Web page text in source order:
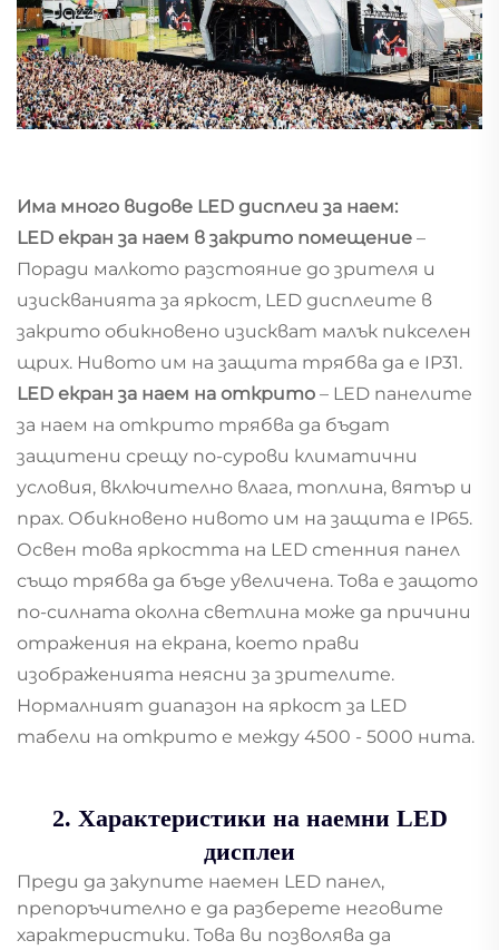
Има много видове LED дисплеи за наем:
LED екран за наем в закрито помещение –
Поради малкото разстояние до зрителя и
изискванията за яркост, LED дисплеите в
закрито обикновено изискват малък пикселен
щрих. Нивото им на защита трябва да е IP31.
LED екран за наем на открито – LED панелите
за наем на открито трябва да бъдат
защитени срещу по-сурови климатични
условия, включително влага, топлина, вятър и
прах. Обикновено нивото им на защита е IP65.
Освен това яркостта на LED стенния панел
също трябва да бъде увеличена. Това е защото
по-силната околна светлина може да причини
отражения на екрана, което прави
изображенията неясни за зрителите.
Нормалният диапазон на яркост за LED
табели на открито е между 4500 - 5000 нита.
2. Характеристики на наемни LED
дисплеи
Преди да закупите наемен LED панел,
препоръчително е да разберете неговите
характеристики. Това ви позволява да